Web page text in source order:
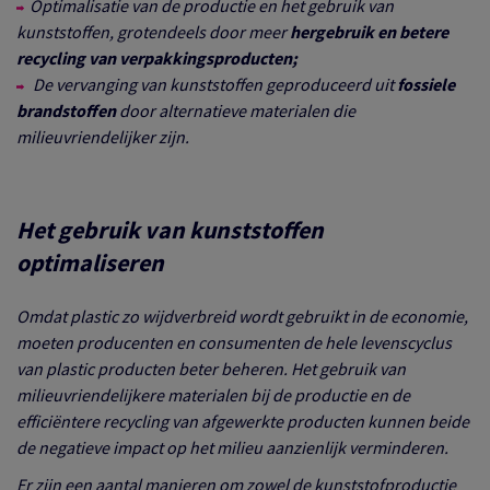
Optimalisatie van de productie en het gebruik van
kunststoffen, grotendeels door meerhergebruik en betere
recycling van verpakkingsproducten;
De vervanging van kunststoffen geproduceerd uitfossiele
brandstoffendoor alternatieve materialen die
milieuvriendelijker zijn.
Het gebruik van kunststoffen
optimaliseren
Omdat plastic zo wijdverbreid wordt gebruikt in de economie,
moeten producenten en consumenten de hele levenscyclus
van plastic producten beter beheren. Het gebruik van
milieuvriendelijkere materialen bij de productie en de
efficiëntere recycling van afgewerkte producten kunnen beide
de negatieve impact op het milieu aanzienlijk verminderen.
Er zijn een aantal manieren om zowel de kunststofproductie